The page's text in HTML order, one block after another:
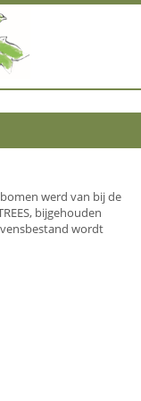
werd van bij de
bijgehouden
wordt